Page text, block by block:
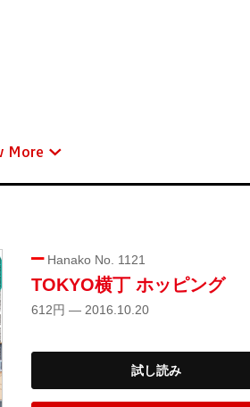
More
Hanako No. 1121
TOKYO横丁 ホッピング
612円 — 2016.10.20
試し読み